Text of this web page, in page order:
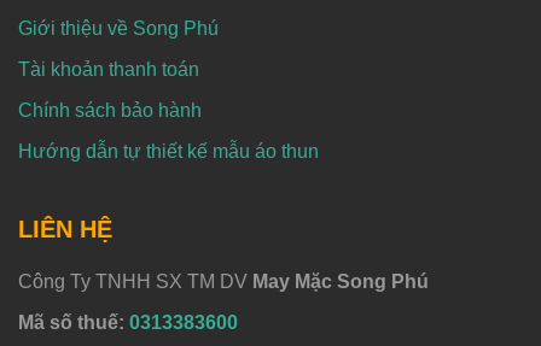
Giới thiệu về Song Phú
Tài khoản thanh toán
Chính sách bảo hành
Hướng dẫn tự thiết kế mẫu áo thun
LIÊN HỆ
Công Ty TNHH SX TM DV May Mặc Song Phú
Mã số thuế: 0313383600